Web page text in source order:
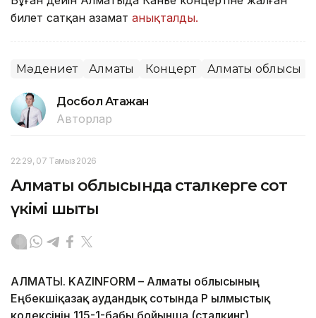
билет сатқан азамат анықталды.
Мәдениет Алматы Концерт Алматы облысы
Досбол Атажан
Авторлар
22:29, 07 Тамыз 2026
Алматы облысында сталкерге сот
үкімі шықты
АЛМАТЫ. KAZINFORM – Алматы облысының
Еңбекшіқазақ аудандық сотында ҚР Қылмыстық
кодексінің 115-1-бабы бойынша (сталкинг)